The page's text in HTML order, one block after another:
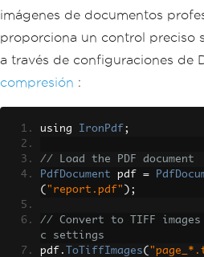
imágenes de documentos
proporciona un control preciso
a través de configuraciones de
compresión :
using IronPdf ;
// Load the PDF document
PdfDocument pdf =
( "report.pdf" );
// Convert to TIFF
c settings
pdf . ToTiffImages(